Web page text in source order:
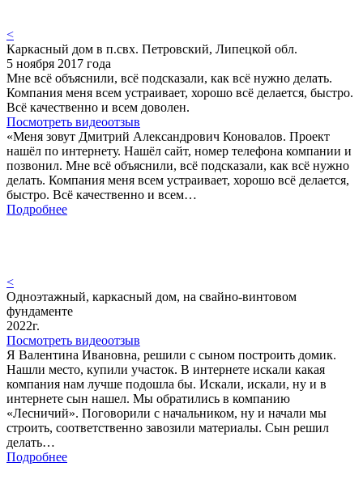
<
Каркасный дом в п.свх. Петровский, Липецкой обл.
5 ноября 2017 года
Мне всё объяснили, всё подсказали, как всё нужно делать.
Компания меня всем устраивает, хорошо всё делается, быстро.
Всё качественно и всем доволен.
Посмотреть видеоотзыв
«Меня зовут Дмитрий Александрович Коновалов. Проект
нашёл по интернету. Нашёл сайт, номер телефона компании и
позвонил. Мне всё объяснили, всё подсказали, как всё нужно
делать. Компания меня всем устраивает, хорошо всё делается,
быстро. Всё качественно и всем…
Подробнее
<
Одноэтажный, каркасный дом, на свайно-винтовом
фундаменте
2022г.
Посмотреть видеоотзыв
Я Валентина Ивановна, решили с сыном построить домик.
Нашли место, купили участок. В интернете искали какая
компания нам лучше подошла бы. Искали, искали, ну и в
интернете сын нашел. Мы обратились в компанию
«Лесничий». Поговорили с начальником, ну и начали мы
строить, соответственно завозили материалы. Сын решил
делать…
Подробнее